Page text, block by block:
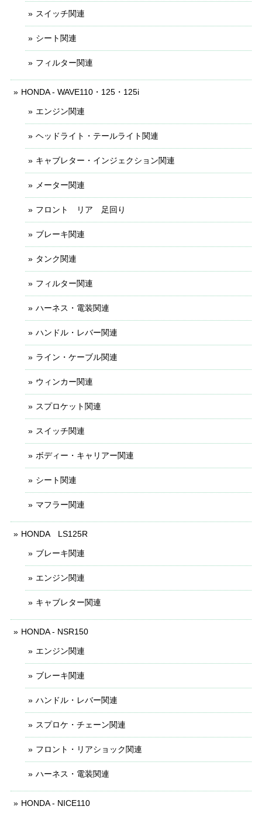
スイッチ関連
シート関連
フィルター関連
HONDA - WAVE110・125・125i
エンジン関連
ヘッドライト・テールライト関連
キャブレター・インジェクション関連
メーター関連
フロント リア 足回り
ブレーキ関連
タンク関連
フィルター関連
ハーネス・電装関連
ハンドル・レバー関連
ライン・ケーブル関連
ウィンカー関連
スプロケット関連
スイッチ関連
ボディー・キャリアー関連
シート関連
マフラー関連
HONDA LS125R
ブレーキ関連
エンジン関連
キャブレター関連
HONDA - NSR150
エンジン関連
ブレーキ関連
ハンドル・レバー関連
スプロケ・チェーン関連
フロント・リアショック関連
ハーネス・電装関連
HONDA - NICE110